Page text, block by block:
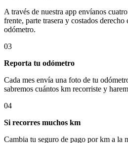
A través de nuestra app envíanos
frente, parte trasera y costados
odómetro.
03
Reporta tu odómetro
Cada mes envía una foto de tu
sabremos cuántos km recorriste y
04
Si recorres muchos km
Cambia tu seguro de pago por km a la